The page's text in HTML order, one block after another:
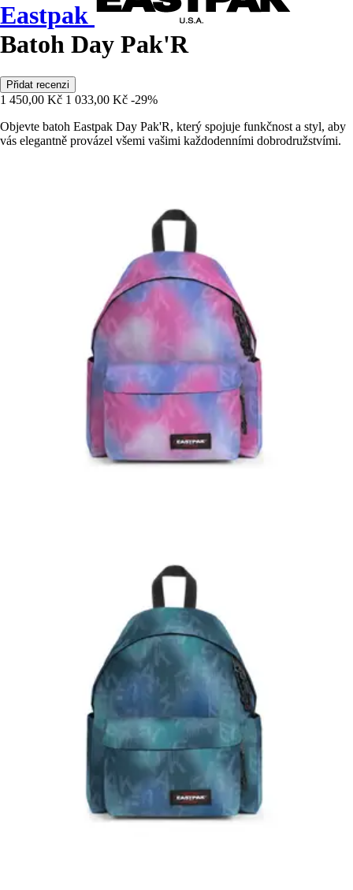
Eastpak
Batoh Day Pak'R
Přidat recenzi
1 450,00 Kč 1 033,00 Kč -29%
Objevte batoh Eastpak Day Pak'R, který spojuje funkčnost a styl, aby
vás elegantně provázel všemi vašimi každodenními dobrodružstvími.